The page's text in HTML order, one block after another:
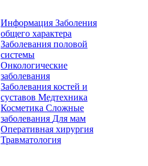
Информация Заболения
общего характера
Заболевания половой
системы
Онкологические
заболевания
Заболевания костей и
суставов Медтехника
Косметика Сложные
заболевания Для мам
Оперативная хирургия
Травматология